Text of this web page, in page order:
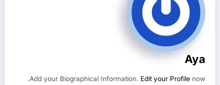
Aya
Add your Biographical Information. Edit your Profile now.